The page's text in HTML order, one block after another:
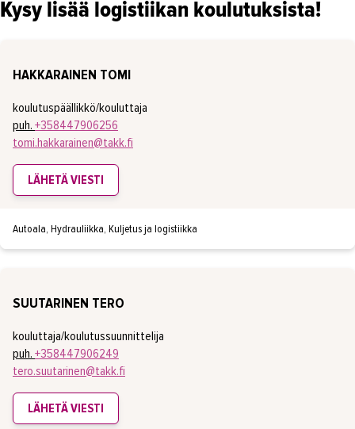
Kysy lisää logistiikan koulutuksista!
HAKKARAINEN TOMI
koulutuspäällikkö/kouluttaja
puh. +358447906256
tomi.hakkarainen@takk.fi
LÄHETÄ VIESTI
Autoala, Hydrauliikka, Kuljetus ja logistiikka
SUUTARINEN TERO
kouluttaja/koulutussuunnittelija
puh. +358447906249
tero.suutarinen@takk.fi
LÄHETÄ VIESTI